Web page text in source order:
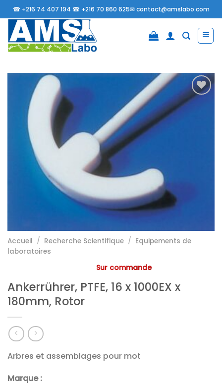
Passer
au
contenu
☎ +216 74 407 194 ☎ +216 70 860 625✉contact@amslabo.com
Accueil / Recherche Scientifique / Equipements de
laboratoires
Sur commande
Ankerrührer, PTFE, 16 x 1000EX x
180mm, Rotor
Arbres et assemblages pour mot
Marque :